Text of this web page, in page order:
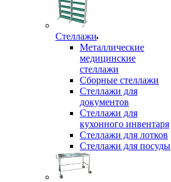
Стеллажи
Металлические
медицинские
стеллажи
Сборные стеллажи
Стеллажи для
документов
Стеллажи для
кухонного инвентаря
Стеллажи для лотков
Стеллажи для посуды